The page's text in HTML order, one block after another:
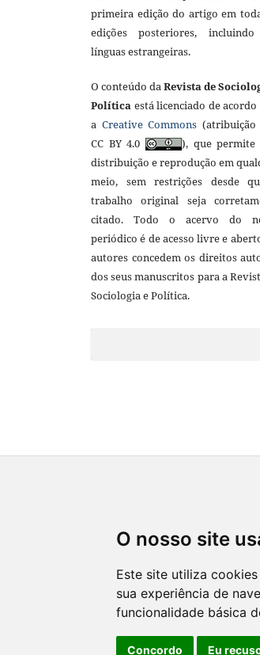
O nosso site
Este site utiliza
sua experiência de
funcionalidade básica
Concordo Eu
primeira edição do artigo em
edições posteriores,
línguas estrangeiras.
O conteúdo daRevista de
Política está licenciado de acordo
a Creative Commons
CC BY 4.0
), que permite
distribuição e reprodução em
meio, sem restrições desde
trabalho original seja
citado. Todo o acervo do
periódico é de acesso livre e
autores concedem os direitos
dos seus manuscritos para a
Sociologia e Política.